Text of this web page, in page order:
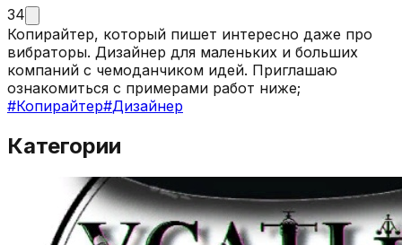
34
Копирайтер, который пишет интересно даже про
вибраторы. Дизайнер для маленьких и больших
компаний с чемоданчиком идей. Приглашаю
ознакомиться с примерами работ ниже;
#Копирайтер#Дизайнер
Категории